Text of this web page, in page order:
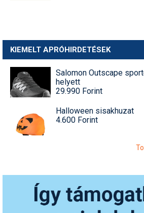
KIEMELT APRÓHIRDETÉSEK
Salomon Outscape
helyett
29.990 Forint
Halloween sisakhuzat
4.600 Forint